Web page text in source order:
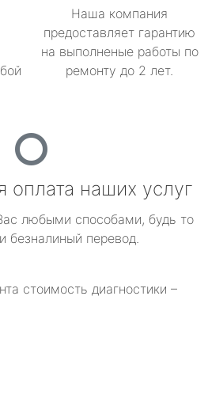
Наша компания
предоставляет гарантию
на выполненые работы по
ремонту до 2 лет.
оплата наших услуг
любыми способами, будь то
безналиный перевод.
стоимость диагностики –